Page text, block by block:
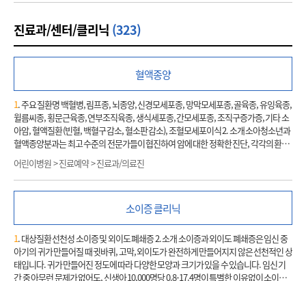
진료과/센터/클리닉 (323)
혈액종양
1. 주요 질환명 백혈병, 림프종, 뇌종양, 신경모세포종, 망막모세포종, 골육종, 유잉육종,
윌름씨종, 횡문근육종, 연부조직육종, 생식세포종, 간모세포종, 조직구증가증, 기타 소
아암, 혈액질환 (빈혈, 백혈구 감소, 혈소판 감소), 조혈모세포이식 2. 소개 소아청소년과
혈액종양분과는 최고 수준의 전문가들이 협진하여 암에 대한 정확한 진단, 각각의 환자
에게 알맞는 최상의 치료, 그리고 다양한 사회 경제적인 지원을 통해 성인과는 다른 어린
이, 청소년 환자가 어렵고 힘든 질환을 잘 극복하고 건강한 사회 구성원으로 자라날 수 있
도록 돕는데 최선의 노력을 기울이고 있습니다. 국내 최초로 1994년 소아청소년암 전문
병동을 시작하여 현재까지 국내 소아청소년암 치료를 이끌어 오고 있으며, 오랜 치료 경
험 뿐 아니라 보다 나은 치료를 위해 다양한 연구와 임상 시험을 선도적으로 진행하고 있
습니다. 소아청소년의 암은 연간 국내에서1,000-1,200명 정도가 발생하며, 그 특징이나
양상은 성인과 많이 다릅니다. 또한 성장 발달을 함께 하고 있는 소아, 청소년의 특수성
때문에 소아 질환 관련 다양한 전문가의 협진이 그 어떤 질환보다 꼭 필요합니다. 국내 최
고의 소아 전문 신경외과, 외과, 정형외과, 안과, 흉부외과, 비뇨기과 등의 외과 분야, 그
리고 정확한 진단 및 치료반응 평가를 도와주는 최고 수준의 병리과, 영상의학과, 진단검
어린이병원 > 진료예약 > 진료과/의료진
소이증 클리닉
1. 대상질환 선천성 소이증 및 외이도 폐쇄증 2. 소개 소이증과 외이도 폐쇄증은 임신 중
아기의 귀가 만들어질 때 귓바퀴, 고막, 외이도가 완전하게 만들어지지 않은 선천적인 상
태입니다. 귀가 만들어진 정도에 따라 다양한 모양과 크기가 있을 수 있습니다. 임신 기
간 중 아무런 문제가 없어도, 신생아 10,000명당 0.8-17.4명이 특별한 이유없이 소이증